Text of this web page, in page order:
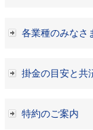
各業種のみなさ
掛金の目安と共
特約のご案内